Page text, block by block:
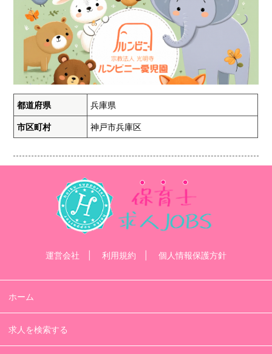
都道府県 兵庫県
市区町村 神戸市兵庫区
運営会社 利用規約 個人情報保護方針
ホーム
求人を検索する